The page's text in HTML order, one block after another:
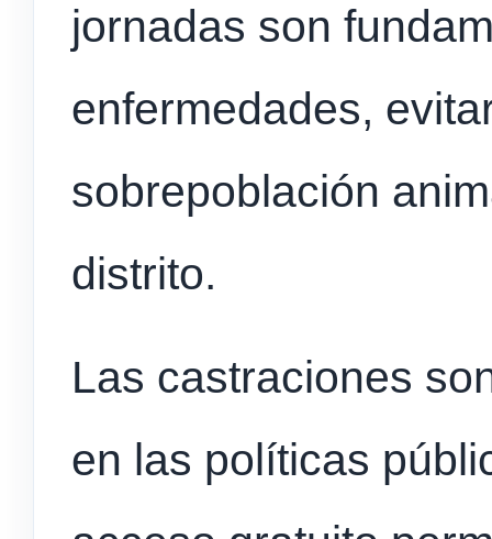
jornadas son
enfermedades,
sobrepoblación
distrito.
Las castraciones
en las políticas